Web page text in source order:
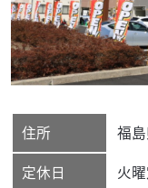
住所 福
定休日
火